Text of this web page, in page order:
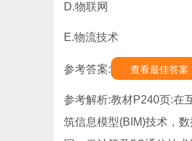
D.物联网
E.物流技术
参考答案: 查看最佳答案
参考解析:教材P240页:在
筑信息模型(BIM)技术，